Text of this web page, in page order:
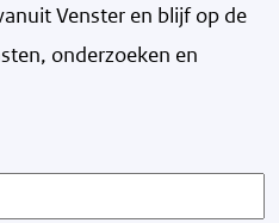
Venster en blijf op de
onderzoeken en